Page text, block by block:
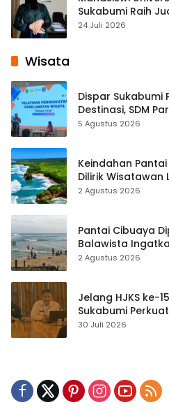
Sukabumi Raih
Pembelajaran
24 Juli 2026
Wisata
Dispar Sukabumi
Destinasi, SDM
hingga Teknik
5 Agustus 2026
Keindahan
Dilirik Wisatawan
2 Agustus 2026
Pantai Cibuaya
Balawista
Waspada
2 Agustus 2026
Jelang HJKS ke-
Sukabumi
Publikasi Digital
30 Juli 2026